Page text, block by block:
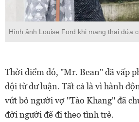
Hình ảnh Louise Ford khi mang thai đứa
Thời điểm đó, "Mr. Bean" đã vấp
dội từ dư luận. Tất cả là vì hành
vứt bỏ người vợ "Tào Khang" đã
đời người để đi theo tình trẻ.